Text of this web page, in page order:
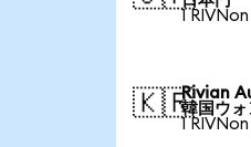
1
🇰🇷Rivian
韓国ウォ
1